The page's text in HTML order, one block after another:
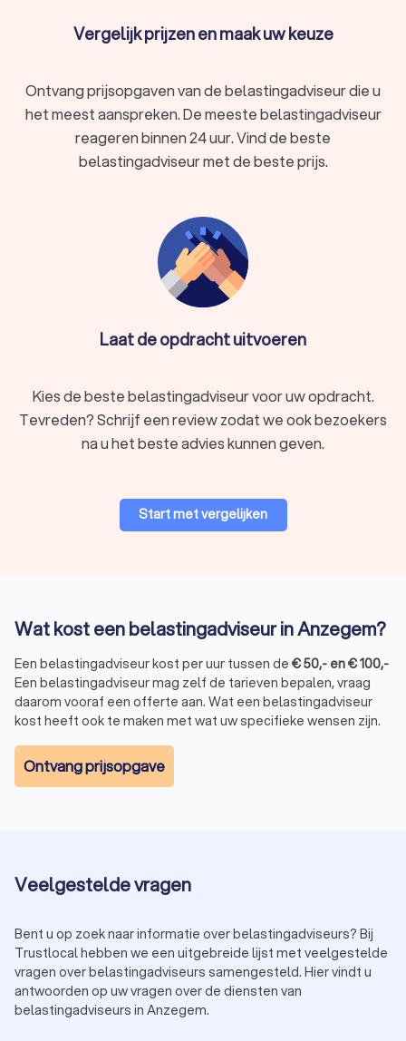
Vergelijk prijzen en maak uw keuze
Ontvang prijsopgaven van de belastingadviseur die u
het meest aanspreken. De meeste belastingadviseur
reageren binnen 24 uur. Vind de beste
belastingadviseur met de beste prijs.
Laat de opdracht uitvoeren
Kies de beste belastingadviseur voor uw opdracht.
Tevreden? Schrijf een review zodat we ook bezoekers
na u het beste advies kunnen geven.
Start met vergelijken
Wat kost een belastingadviseur in Anzegem?
Een belastingadviseur kost per uur tussen de €50,- en€100,-
Een belastingadviseur mag zelf de tarieven bepalen, vraag
daarom vooraf een offerte aan. Wat een belastingadviseur
kost heeft ook te maken met wat uw specifieke wensen zijn.
Ontvang prijsopgave
Veelgestelde vragen
Bent u op zoek naar informatie over belastingadviseurs? Bij
Trustlocal hebben we een uitgebreide lijst met veelgestelde
vragen over belastingadviseurs samengesteld. Hier vindt u
antwoorden op uw vragen over de diensten van
belastingadviseurs in Anzegem.